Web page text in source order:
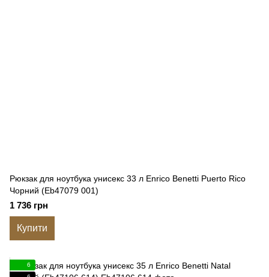
Рюкзак для ноутбука унисекс 33 л Enrico Benetti Puerto Rico
Чорний (Eb47079 001)
1 736 грн
Купити
6